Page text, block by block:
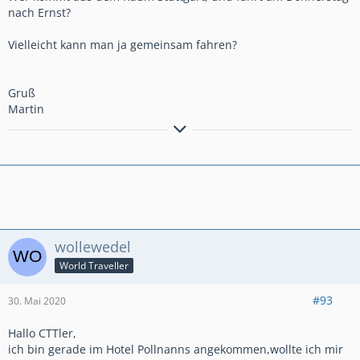
nach Ernst?
Vielleicht kann man ja gemeinsam fahren?
Gruß
Martin
Topsellerie Gelsitzbank, Hauptständer Motea, LED
Givi, Hinterradabdeckung Puig, Lenkererhöhung Voigt,
wollewedel
World Traveller
30. Mai 2020 #93
Hallo CTTler,
ich bin gerade im Hotel Pollnanns angekommen,wollte ich mir